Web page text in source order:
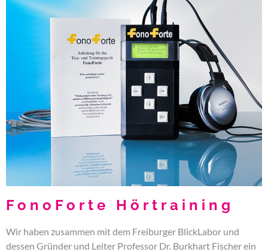
FonoForte Hörtraining
Wir haben zusammen mit dem Freiburger BlickLabor und
dessen Gründer und Leiter Professor Dr. Burkhart Fischer ein